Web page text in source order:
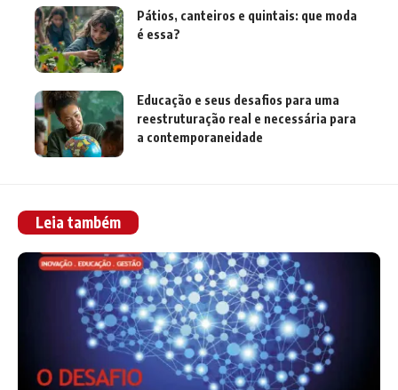
Pátios, canteiros e quintais: que moda
é essa?
Educação e seus desafios para uma
reestruturação real e necessária para
a contemporaneidade
Leia também